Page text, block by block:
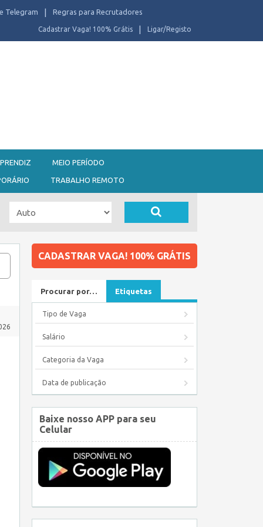
Telegram Regras para Recrutadores
Ligar/Registo
Cadastrar Vaga! 100% Grátis
MEIO PERÍODO
TRABALHO REMOTO
CADASTRAR VAGA! 100% GRÁTIS
Procurar por… Etiquetas
Tipo de Vaga
Salário
Categoria da Vaga
Data de publicação
Baixe nosso APP para seu
Celular